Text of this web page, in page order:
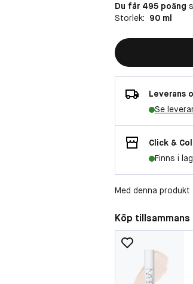
Storlek: 90 ml
Du får 495 poäng
Leverans
Se
Click &
Finns i
Med denna produkt
Köp tillsammans